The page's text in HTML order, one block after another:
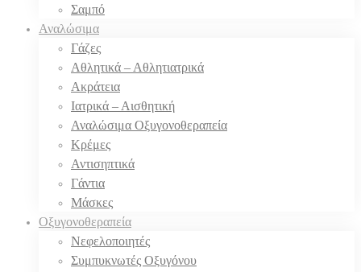
Σαμπό
Αναλώσιμα
Γάζες
Αθλητικά – Αθλητιατρικά
Ακράτεια
Ιατρικά – Αισθητική
Αναλώσιμα Οξυγονοθεραπεία
Κρέμες
Αντισηπτικά
Γάντια
Μάσκες
Οξυγονοθεραπεία
Νεφελοποιητές
Συμπυκνωτές Οξυγόνου